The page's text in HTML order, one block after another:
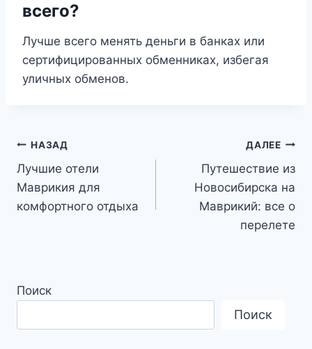
всего?
Лучше всего менять деньги в банках или
сертифицированных обменниках, избегая
уличных обменов.
Навигация
по
записям
НАЗАД
Лучшие отели
Маврикия для
комфортного отдыха
ДАЛЕЕ
Путешествие из
Новосибирска на
Маврикий: все о
перелете
Поиск
Поиск